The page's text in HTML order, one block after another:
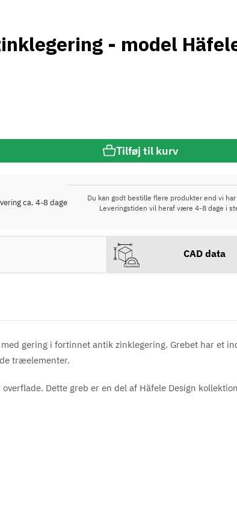
gering i fortinnet antik zinklegering. Grebet har et
træelementer.
overflade. Dette greb er en del af Häfele Design
- model
Tilføj til kurv
ca. 4-8 dage
Du kan godt bestille flere produkter end vi har
Leveringstiden vil heraf være 4-8 dage i
CAD data